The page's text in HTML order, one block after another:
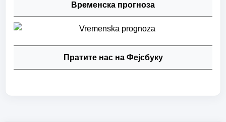
Временска прогноза
Пратите нас на Фејсбуку